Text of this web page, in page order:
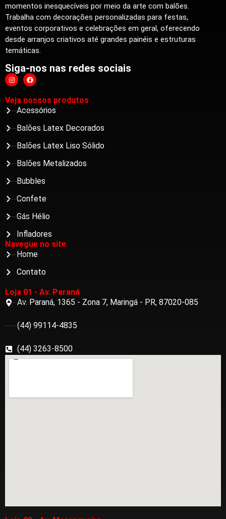
momentos inesquecíveis por meio da arte com balões.
Trabalha com decorações personalizadas para festas,
eventos corporativos e celebrações em geral, oferecendo
desde arranjos criativos até grandes painéis e estruturas
temáticas.
Siga-nos nas redes sociais
Veja nossos produtos
Acessórios
Balões Latex Decorados
Balões Latex Liso Sólido
Balões Metalizados
Bubbles
Confete
Gás Hélio
Infladores
Navegue no site
Home
Contato
Loja 01 - Av. Paraná
Av. Paraná, 1365 - Zona 7, Maringá - PR, 87020-085
(44) 99114-4835
(44) 3263-8500